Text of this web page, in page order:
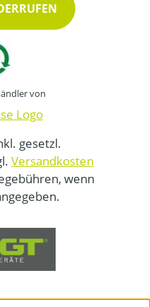
von
gesetzl.
Versandkosten
wenn